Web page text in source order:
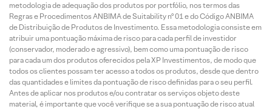
metodologia de adequação dos produtos por portfólio, nos termos das
Regras e Procedimentos ANBIMA de Suitability nº 01 e do Código ANBIMA
de Distribuição de Produtos de Investimento. Essa metodologia consiste em
atribuir uma pontuação máxima de risco para cada perfil de investidor
(conservador, moderado e agressivo), bem como uma pontuação de risco
para cada um dos produtos oferecidos pela XP Investimentos, de modo que
todos os clientes possam ter acesso a todos os produtos, desde que dentro
das quantidades e limites da pontuação de risco definidas para o seu perfil.
Antes de aplicar nos produtos e/ou contratar os serviços objeto deste
material, é importante que você verifique se a sua pontuação de risco atual